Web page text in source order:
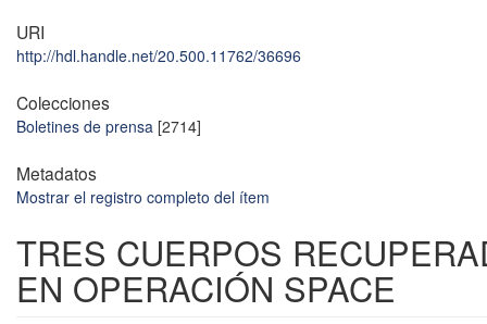
URI
http://hdl.handle.net/20.500.11762/36696
Colecciones
Boletines de prensa [2714]
Metadatos
Mostrar el registro completo del ítem
TRES CUERPOS
EN OPERACIÓN SPACE